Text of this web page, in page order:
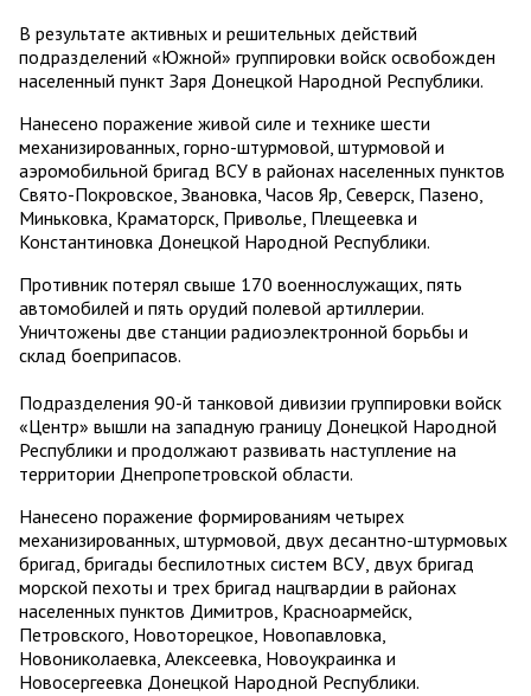
В результате активных и решительных действий
подразделений «Южной» группировки войск освобожден
населенный пункт Заря Донецкой Народной Республики.
Нанесено поражение живой силе и технике шести
механизированных, горно-штурмовой, штурмовой и
аэромобильной бригад ВСУ в районах населенных пунктов
Свято-Покровское, Звановка, Часов Яр, Северск, Пазено,
Миньковка, Краматорск, Приволье, Плещеевка и
Константиновка Донецкой Народной Республики.
Противник потерял свыше 170 военнослужащих, пять
автомобилей и пять орудий полевой артиллерии.
Уничтожены две станции радиоэлектронной борьбы и
склад боеприпасов.
Подразделения 90-й танковой дивизии группировки войск
«Центр» вышли на западную границу Донецкой Народной
Республики и продолжают развивать наступление на
территории Днепропетровской области.
Нанесено поражение формированиям четырех
механизированных, штурмовой, двух десантно-штурмовых
бригад, бригады беспилотных систем ВСУ, двух бригад
морской пехоты и трех бригад нацгвардии в районах
населенных пунктов Димитров, Красноармейск,
Петровского, Новоторецкое, Новопавловка,
Новониколаевка, Алексеевка, Новоукраинка и
Новосергеевка Донецкой Народной Республики.